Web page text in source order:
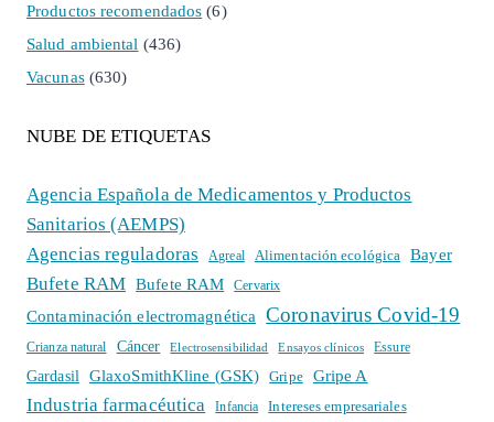
Productos recomendados (6)
Salud ambiental (436)
Vacunas(630)
NUBE DE ETIQUETAS
Agencia Española de Medicamentos y Productos
Sanitarios (AEMPS)
Agencias reguladoras
Agreal Alimentación ecológica Bayer
Bufete RAM Bufete RAM Cervarix
Contaminación electromagnética Coronavirus Covid-19
Crianza natural Cáncer Electrosensibilidad Ensayos clínicos Essure
Gardasil GlaxoSmithKline (GSK) Gripe Gripe A
Industria farmacéutica Infancia
Intereses empresariales